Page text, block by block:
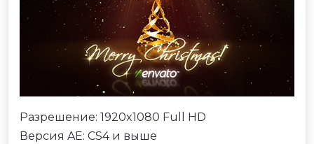
Разрешение: 1920x1080 Full HD
Версия AE: CS4 и выше